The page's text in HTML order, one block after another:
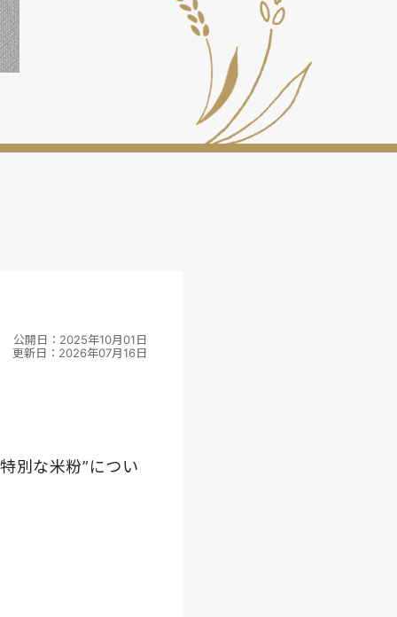
公開日：2025年10月01日
更新日：2026年07月16日
別な米粉”につい